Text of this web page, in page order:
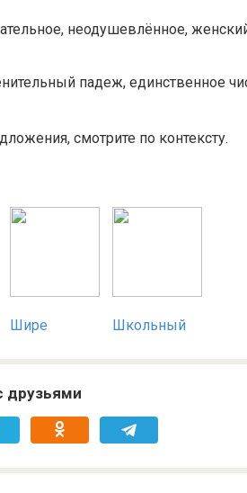
неодушевлённое,
падеж, единственное
смотрите по контексту.
Шире Школьный
друзьями